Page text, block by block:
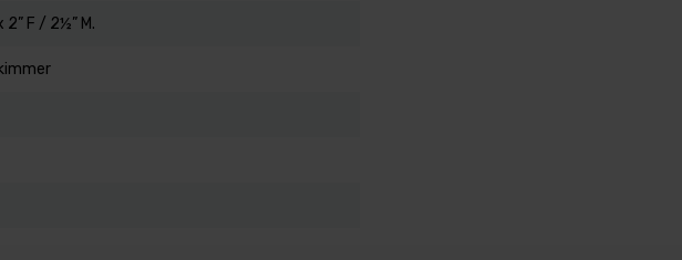
Skimmer
2” F / 2½” M.